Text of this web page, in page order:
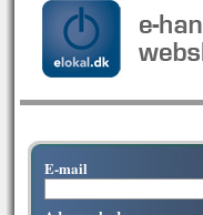
E-mail